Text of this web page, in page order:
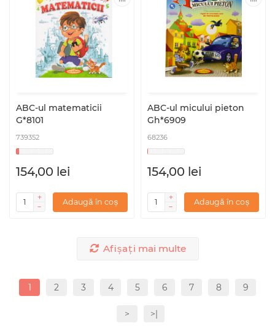
ABC-ul matematicii
G*8101
739352
154,00 lei
Adaugă în coș
ABC-ul micului pieton
Gh*6909
68236
154,00 lei
Adaugă în coș
Afișați mai multe
1 2 3 4 5 6 7 8 9
> >|